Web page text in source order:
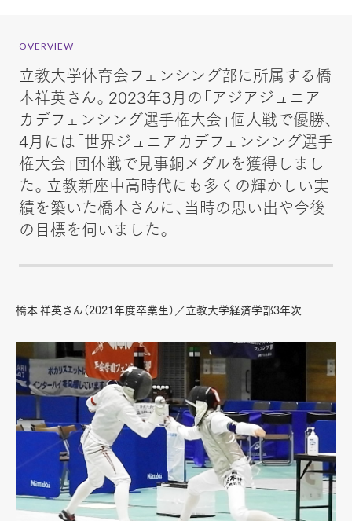
OVERVIEW
立教大学体育会フェンシング部に所属する橋
本祥英さん。2023年3月の「アジアジュニア
カデフェンシング選手権大会」個人戦で優勝、
4月には「世界ジュニアカデフェンシング選手
権大会」団体戦で見事銅メダルを獲得しまし
た。立教新座中高時代にも多くの輝かしい実
績を築いた橋本さんに、当時の思い出や今後
の目標を伺いました。
橋本 祥英さん（2021年度卒業生）／立教大学経済学部3年次